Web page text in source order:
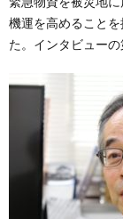
機運を高めること
た。インタビューの